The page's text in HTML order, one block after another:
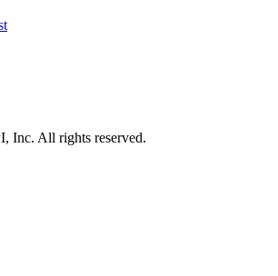
Inc. All rights reserved.